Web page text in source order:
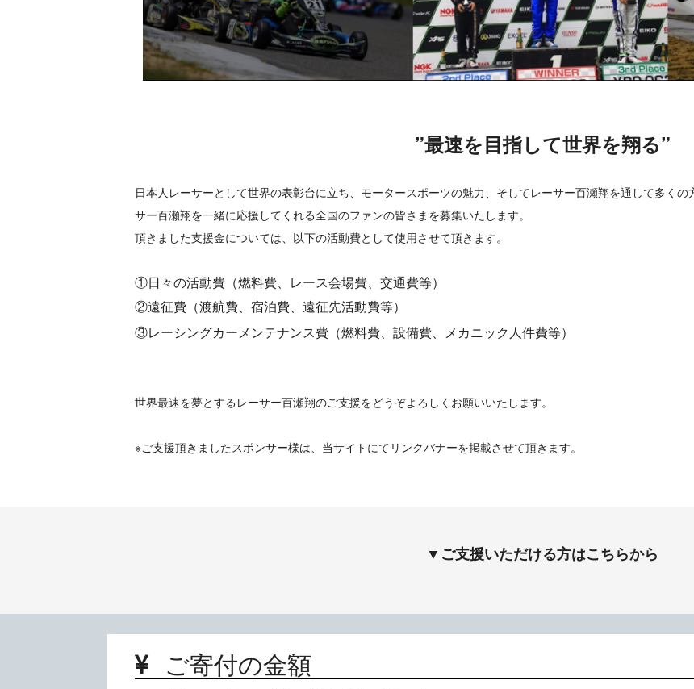
”最速を目指して世界を翔る”
日本人レーサーとして世界の表彰台に立ち、モータースポーツの魅力、そしてレーサー百瀬翔を通して多く
サー百瀬翔を一緒に応援してくれる全国のファンの皆さまを募集いたします。
頂きました支援金については、以下の活動費として使用させて頂きます。
①日々の活動費（燃料費、レース会場費、交通費等）
②遠征費（渡航費、宿泊費、遠征先活動費等）
③レーシングカーメンテナンス費（燃料費、設備費、メカニック人件費等）
世界最速を夢とするレーサー百瀬翔のご支援をどうぞよろしくお願いいたします。
※ご支援頂きましたスポンサー様は、当サイトにてリンクバナーを掲載させて頂きます。
▼ご支援いただける方はこちらから
ご寄付の金額